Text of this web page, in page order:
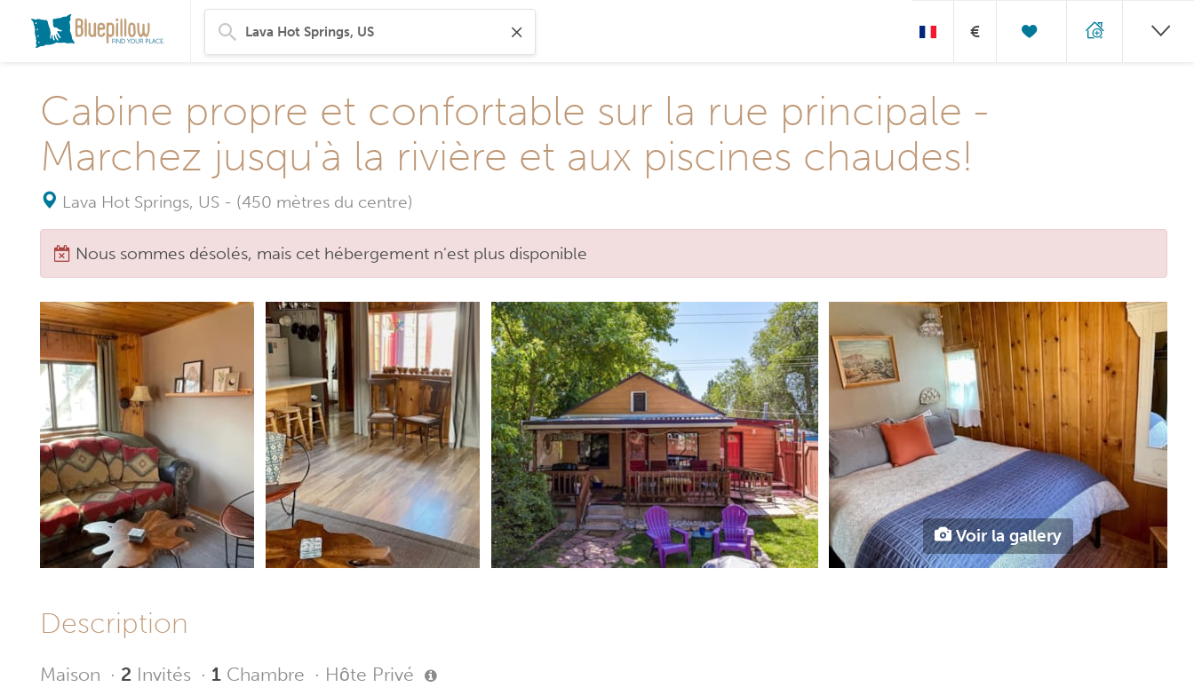
€
Cabine propre et confortable sur la rue principale -
Marchez jusqu'à la rivière et aux piscines chaudes!
Lava Hot Springs, US - (450 mètres du centre)
Nous sommes désolés, mais cet hébergement n'est plus disponible
Voir la gallery
Description
Maison · 2 Invités · 1 Chambre · Hôte Privé